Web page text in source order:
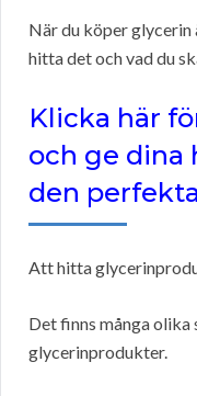
När du köper
hitta det och vad du
Klicka här
och ge dina
den
Att hitta
Det finns många olika
glycerinprodukter.